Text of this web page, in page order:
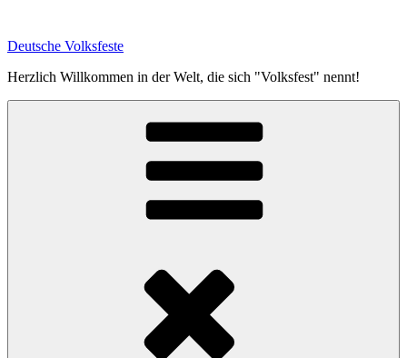
springen
Deutsche Volksfeste
Herzlich Willkommen in der Welt, die sich "Volksfest" nennt!